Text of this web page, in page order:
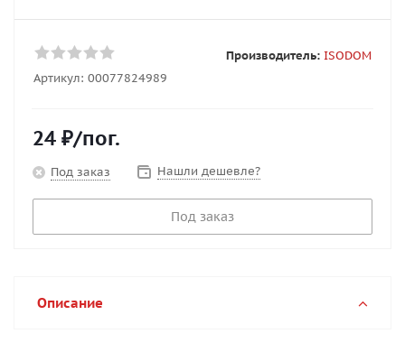
Артикул: 00077824989
Производитель: ISODOM
24 ₽/пог.
Под заказ Нашли дешевле?
Под заказ
Описание